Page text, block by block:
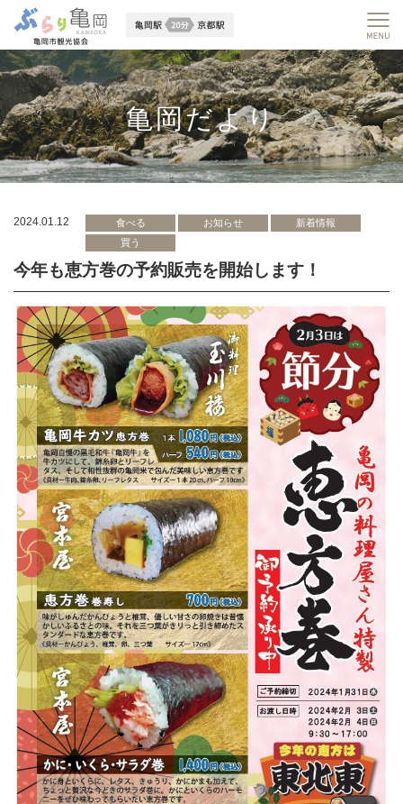
亀岡だより
2024.01.12 食べる お知らせ
新着情報
買う
今年も恵方巻の予約販売を開始します！